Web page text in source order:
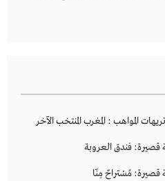
المواهب : المغرب المنتخب الآخر
فندق العروبة
مُسْتراحٌ مِنّا